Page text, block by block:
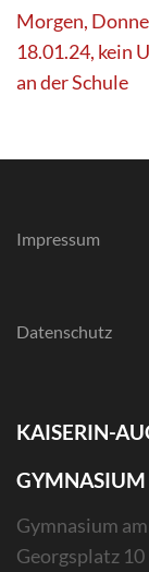
Morgen,
18.01.24, kein
an der Schule
Impressum
Datenschutz
KAISERIN-
GYMNASIUM
Gymnasium
Georgsplatz 10